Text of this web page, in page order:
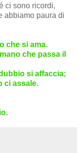
ci sono ricordi,
abbiamo paura di
che si ama.
che passa il
si affaccia;
ci assale.